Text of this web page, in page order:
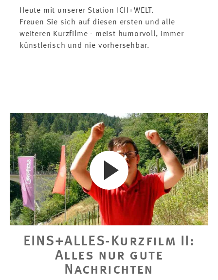
Heute mit unserer Station ICH+WELT.
Freuen Sie sich auf diesen ersten und alle
weiteren Kurzfilme - meist humorvoll, immer
künstlerisch und nie vorhersehbar.
EINS+ALLES-Kurzfilm II:
Alles nur gute
Nachrichten